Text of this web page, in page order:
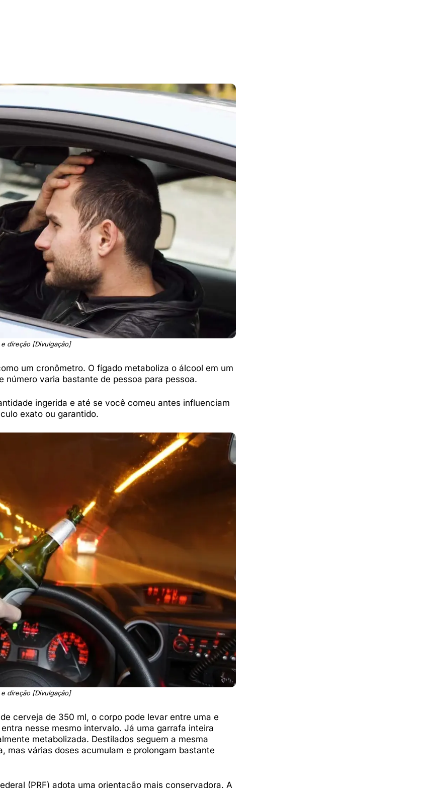
direção [Divulgação]
um cronômetro. O fígado metaboliza o álcool em um
número varia bastante de pessoa para pessoa.
ingerida e até se você comeu antes influenciam
exato ou garantido.
direção [Divulgação]
cerveja de 350 ml, o corpo pode levar entre uma e
nesse mesmo intervalo. Já uma garrafa inteira
metabolizada. Destilados seguem a mesma
mas várias doses acumulam e prolongam bastante
(PRF) adota uma orientação mais conservadora. A